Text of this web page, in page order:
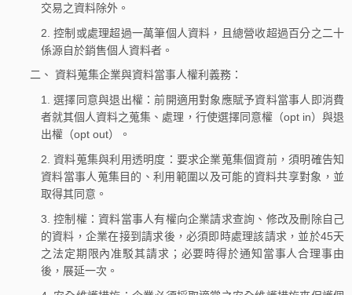
交易之資料除外。
2. 控制或處理超過一萬筆個人資料，且總營收超過百分之二十
係源自於銷售個人資料者。
二、 資料蒐集企業與資料當事人權利義務：
1. 選擇同意與退出權：前開適用對象應賦予資料當事人即消費
者就其個人資料之蒐集、處理，行使選擇同意權（opt in）與退
出權（opt out）。
2. 資料蒐集與利用透明度：要求企業蒐集個資前，須明確告知
資料當事人蒐集目的、利用範圍以及可能的資料共享對象，並
取得其同意。
3. 控制權：資料當事人有權向企業請求查詢、修改及刪除自己
的資料，企業在接到請求後，必須即時處理該請求，並於45天
之法定期限內准駁其請求；必要時得於通知當事人合理事由
後，展延一次。